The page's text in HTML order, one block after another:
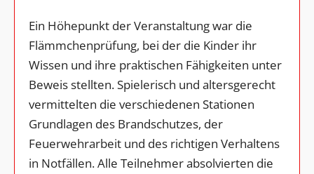
Ein Höhepunkt der Veranstaltung war die
Flämmchenprüfung, bei der die Kinder ihr
Wissen und ihre praktischen Fähigkeiten unter
Beweis stellten. Spielerisch und altersgerecht
vermittelten die verschiedenen Stationen
Grundlagen des Brandschutzes, der
Feuerwehrarbeit und des richtigen Verhaltens
in Notfällen. Alle Teilnehmer absolvierten die